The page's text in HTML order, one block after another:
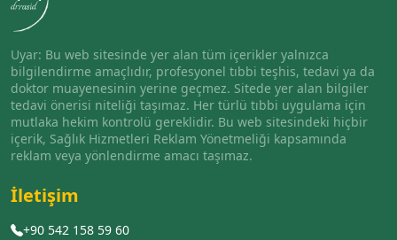
Uyar: Bu web sitesinde yer alan tüm içerikler yalnızca
bilgilendirme amaçlıdır, profesyonel tıbbi teşhis, tedavi ya da
doktor muayenesinin yerine geçmez. Sitede yer alan bilgiler
tedavi önerisi niteliği taşımaz. Her türlü tıbbi uygulama için
mutlaka hekim kontrolü gereklidir. Bu web sitesindeki hiçbir
içerik, Sağlık Hizmetleri Reklam Yönetmeliği kapsamında
reklam veya yönlendirme amacı taşımaz.
İletişim
+90 542 158 59 60